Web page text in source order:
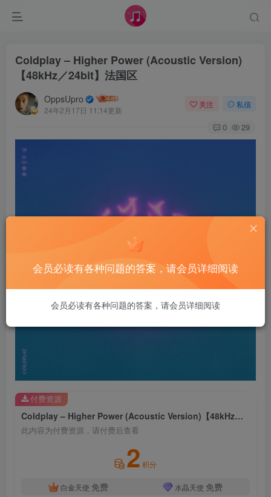
Coldplay – Higher Power (Acoustic Version)
【48kHz／24bit】法国区
OppsUpro
24年2月17日 11:14更新
关注 私信
0 29
Coldplay – Higher Power (Acoustic Version)【48kHz／24bit】法国区
此内容为付费资源，请付费后查看
2 积分
白金天使 免费 水晶天使 免费
付费资源
会员必读有各种问题的答案，请会员详细阅读
会员必读有各种问题的答案，请会员详细阅读